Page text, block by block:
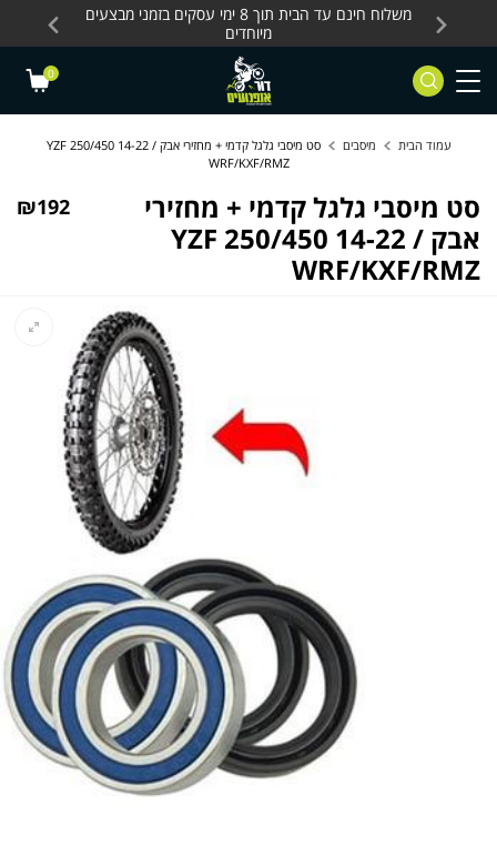
Skip to Content
Contact Us
כלים חשמליים
משלוח חינם עד הבית תוך 8 ימי עסקים בזמני מבצעים
מיוחדים
0
עמוד הבית מיסבים
סט מיסבי גלגל קדמי + מחזירי אבק YZF 250/450 14-22 /
WRF/KXF/RMZ
סט מיסבי גלגל קדמי + מחזירי
אבק YZF 250/450 14-22 /
WRF/KXF/RMZ
₪192